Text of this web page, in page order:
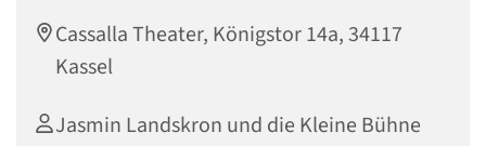
Cassalla Theater, Königstor 14a, 34117
Kassel
Jasmin Landskron und die Kleine Bühne